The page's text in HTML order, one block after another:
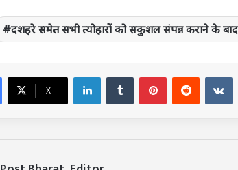
दशहरे समेत सभी त्योहारों को सकुशल संपन्न कराने के
X
LinkedInTumblrPinterestReddit